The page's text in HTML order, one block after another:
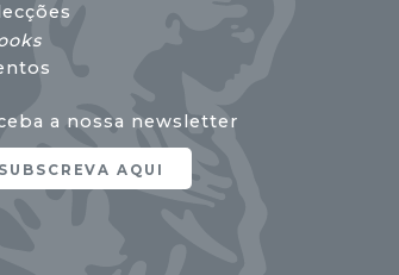
a nossa newsletter
SUBSCREVA AQUI